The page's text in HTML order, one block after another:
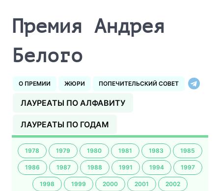
Премия Андрея
Белого
О ПРЕМИИ ЖЮРИ ПОПЕЧИТЕЛЬСКИЙ СОВЕТ
ЛАУРЕАТЫ ПО АЛФАВИТУ
ЛАУРЕАТЫ ПО ГОДАМ
1978 1979 1980 1981 1983 1985
1986 1987 1988 1991 1994 1997
1998 1999 2000 2001 2002